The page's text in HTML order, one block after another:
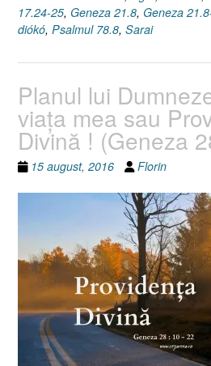
17.24-25, Geneza 21.8, Geneza
diókó, Psalmul 78.8, Sarai
Planul lui
viaţa mea sau
Divină ! (Geneza
15 august, 2016 Florin